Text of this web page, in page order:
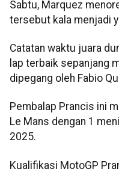
Sabtu, Marquez
tersebut kala menjadi
Catatan waktu juara
lap terbaik sepanjang
dipegang oleh Fabio
Pembalap Prancis ini
Le Mans dengan 1
2025.
Kualifikasi MotoGP